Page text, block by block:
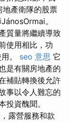
產衛隊的股票
。
質量將繼續導致
使用相比，功
。 seo 意思 它
是有關房地產的
補貼轉換後允許
事以令人難忘的
投資醜聞。
露營服務和款